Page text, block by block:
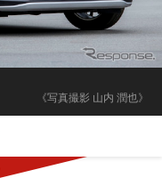
《写真撮影 山内 潤也》